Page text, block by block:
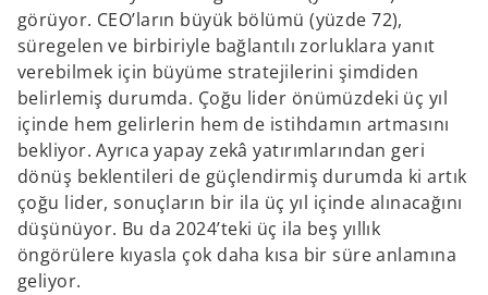
görüyor. CEO’ların büyük bölümü (yüzde 72),
süregelen ve birbiriyle bağlantılı zorluklara yanıt
verebilmek için büyüme stratejilerini şimdiden
belirlemiş durumda. Çoğu lider önümüzdeki üç yıl
içinde hem gelirlerin hem de istihdamın artmasını
bekliyor. Ayrıca yapay zekâ yatırımlarından geri
dönüş beklentileri de güçlendirmiş durumda ki artık
çoğu lider, sonuçların bir ila üç yıl içinde alınacağını
düşünüyor. Bu da 2024’teki üç ila beş yıllık
öngörülere kıyasla çok daha kısa bir süre anlamına
geliyor.